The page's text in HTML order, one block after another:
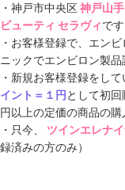
・神戸市中央区神戸山
ビューティ セラヴィです
・お客様登録で、エン
ニックでエンビロン製品
・新規お客様登録をし
イント＝１円として初
円以上の定価の商品の購
・只今、
ツインエレナ
録済みの方のみ）